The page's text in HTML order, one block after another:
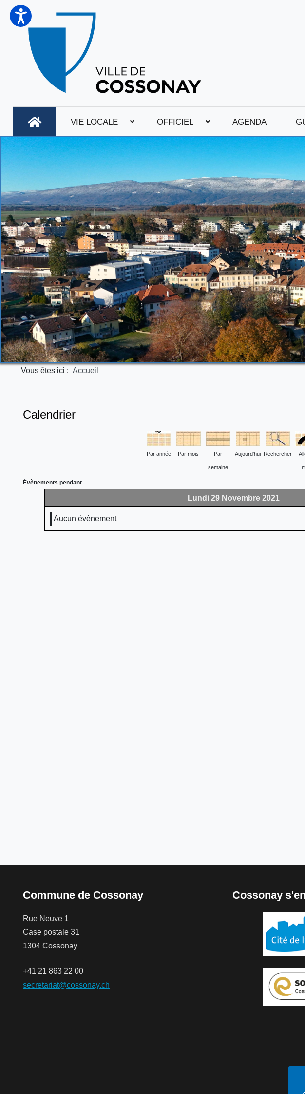
VIE LOCALE OFFICIEL AGENDA
Vous êtes ici : Accueil
Calendrier
Par année Par mois Par
semaine
Aujourd'hui Rechercher
Évènements pendant
Lundi 29 Novembre 2021
Aucun évènement
Commune de Cossonay
Rue Neuve 1
Case postale 31
1304 Cossonay
+41 21 863 22 00
secretariat@cossonay.ch
Cossonay